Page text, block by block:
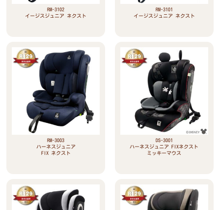
RM-3102
イージスジュニア ネクスト
RM-3101
イージスジュニア ネクスト
RM-3003
ハーネスジュニア
FIX ネクスト
DS-3001
ハーネスジュニア FIXネクスト
ミッキーマウス